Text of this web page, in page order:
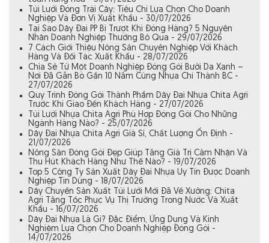
Túi Lưới Đóng Trái Cây: Tiêu Chí Lựa Chọn Cho Doanh
Nghiệp Và Đơn Vị Xuất Khẩu - 30/07/2026
Tại Sao Dây Đai PP Bị Trượt Khi Đóng Hàng? 5 Nguyên
Nhân Doanh Nghiệp Thường Bỏ Qua - 29/07/2026
7 Cách Giới Thiệu Nông Sản Chuyên Nghiệp Với Khách
Hàng Và Đối Tác Xuất Khẩu - 28/07/2026
Chia Sẻ Từ Một Doanh Nghiệp Đóng Gói Bưởi Da Xanh –
Nơi Đã Gắn Bó Gần 10 Năm Cùng Nhựa Chí Thành BC -
27/07/2026
Quy Trình Đóng Gói Thành Phẩm Dây Đai Nhựa Chita Agri
Trước Khi Giao Đến Khách Hàng - 27/07/2026
Túi Lưới Nhựa Chita Agri Phù Hợp Đóng Gói Cho Những
Ngành Hàng Nào? - 25/07/2026
Dây Đai Nhựa Chita Agri Giá Sỉ, Chất Lượng Ổn Định -
21/07/2026
Nông Sản Đóng Gói Đẹp Giúp Tăng Giá Trị Cảm Nhận Và
Thu Hút Khách Hàng Như Thế Nào? - 19/07/2026
Top 5 Công Ty Sản Xuất Dây Đai Nhựa Uy Tín Được Doanh
Nghiệp Tin Dùng - 18/07/2026
Dây Chuyền Sản Xuất Túi Lưới Mới Đã Về Xưởng: Chita
Agri Tăng Tốc Phục Vụ Thị Trường Trong Nước Và Xuất
Khẩu - 16/07/2026
Dây Đai Nhựa Là Gì? Đặc Điểm, Ứng Dụng Và Kinh
Nghiệm Lựa Chọn Cho Doanh Nghiệp Đóng Gói -
14/07/2026